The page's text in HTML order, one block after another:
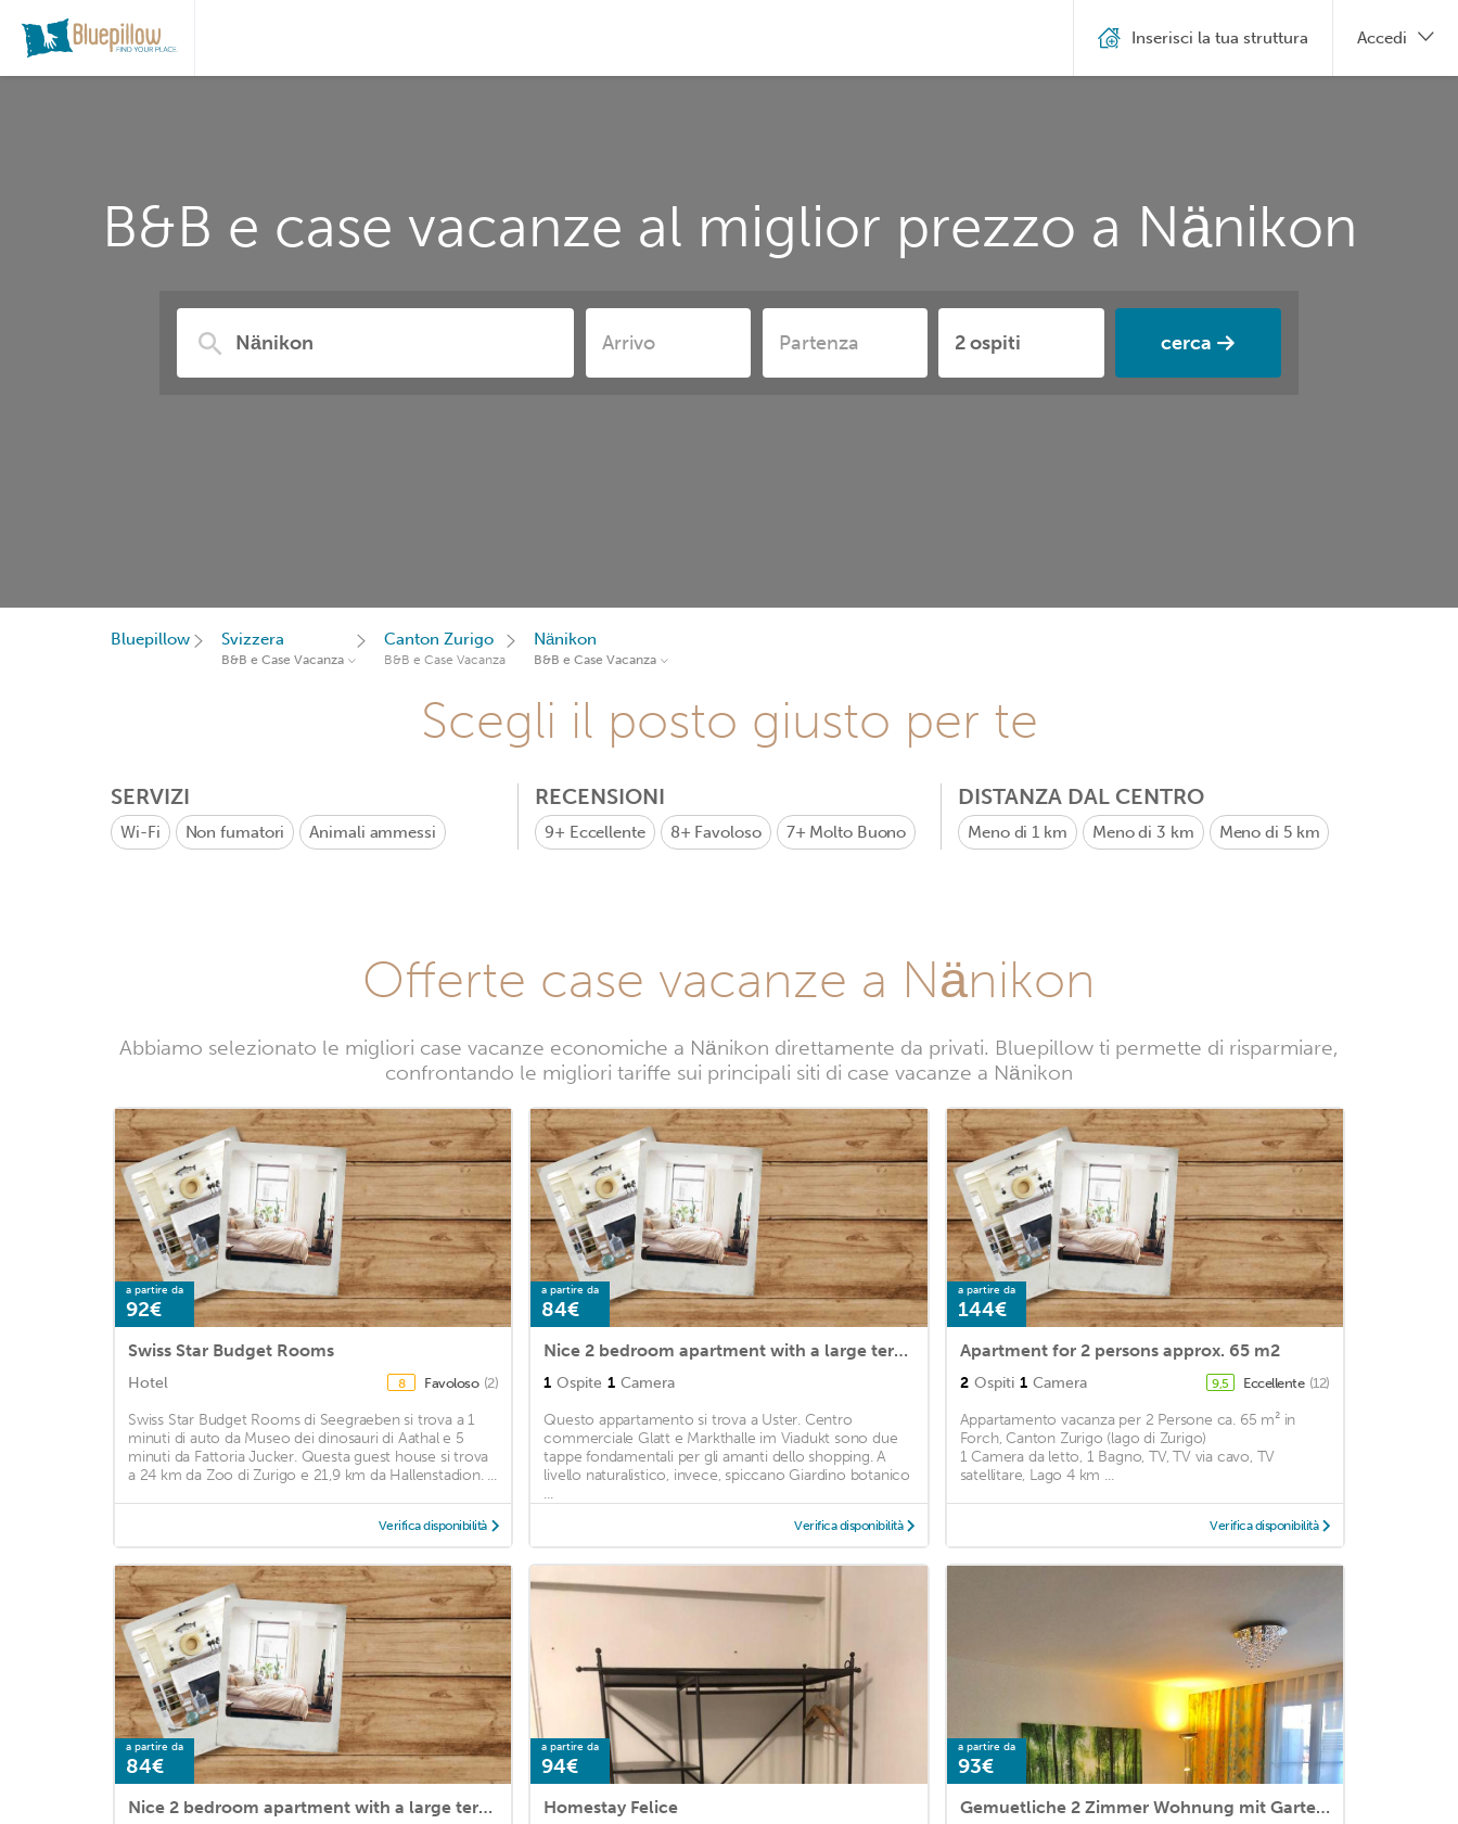
B&B e case vacanze al miglior prezzo a Nänikon
cerca
Inserisci la tua struttura Accedi
Bluepillow Svizzera
B&B e Case Vacanza
Canton Zurigo
B&B e Case Vacanza
Nänikon
B&B e Case Vacanza
Scegli il posto giusto per te
SERVIZI
Wi-Fi Non fumatori Animali ammessi
RECENSIONI
9+ Eccellente 8+ Favoloso 7+ Molto Buono
DISTANZA DAL CENTRO
Meno di 1 km Meno di 3 km Meno di 5 km
Offerte case vacanze a Nänikon
Abbiamo selezionato le migliori case vacanze economiche a Nänikon direttamente da privati. Bluepillow ti permette di risparmiare,
confrontando le migliori tariffe sui principali siti di case vacanze a Nänikon
a partire da
92€
Swiss Star Budget Rooms
Hotel 8 Favoloso (2)
Swiss Star Budget Rooms di Seegraeben si trova a 1
minuti di auto da Museo dei dinosauri di Aathal e 5
minuti da Fattoria Jucker. Questa guest house si trova
a 24 km da Zoo di Zurigo e 21,9 km da Hallenstadion. ...
Verifica disponibilità
a partire da
84€
Nice 2 bedroom apartment with a large terrace 10 minutes from the lake
1 Ospite 1 Camera
Questo appartamento si trova a Uster. Centro
commerciale Glatt e Markthalle im Viadukt sono due
tappe fondamentali per gli amanti dello shopping. A
livello naturalistico, invece, spiccano Giardino botanico
...
Verifica disponibilità
a partire da
144€
Apartment for 2 persons approx. 65 m2
2 Ospiti 1 Camera 9,5 Eccellente (12)
Appartamento vacanza per 2 Persone ca. 65 m² in
Forch, Canton Zurigo (lago di Zurigo)
1 Camera da letto, 1 Bagno, TV, TV via cavo, TV
satellitare, Lago 4 km ...
Verifica disponibilità
a partire da
84€
Nice 2 bedroom apartment with a large terrace 10 minutes from the lake
a partire da
94€
Homestay Felice
a partire da
93€
Gemuetliche 2 Zimmer Wohnung mit Gartensitzplatz